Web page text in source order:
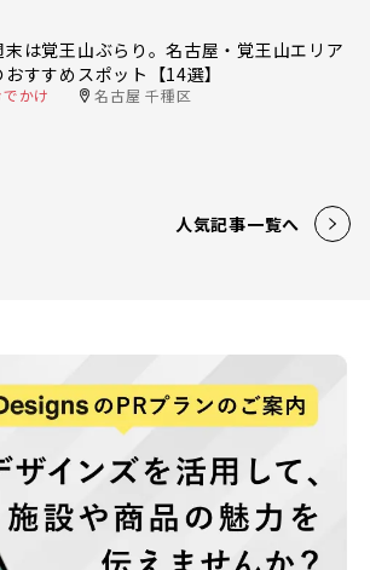
末は覚王山ぶらり。名古屋・覚王山エリア
おすすめスポット【14選】
でかけ 名古屋 千種区
人気記事一覧へ